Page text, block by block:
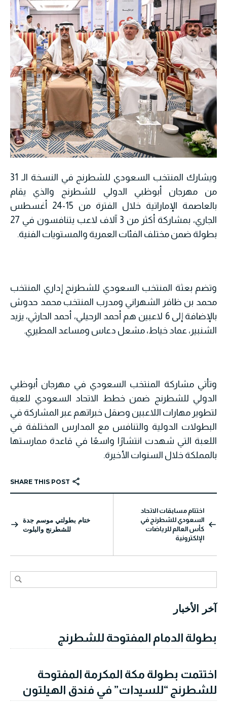
ويشارك المنتخب السعودي للشطرنج في النسخة الـ 31
من مهرجان أبوظبي الدولي للشطرنج والذي يقام
بالعاصمة الإماراتية خلال الفترة من 15-24 أغسطس
الجاري، بمشاركة أكثر من 3 آلاف لاعب يتنافسون في 27
بطولة ضمن مختلف الفئات العمرية والمستويات الفنية.
وتضم بعثة المنتخب السعودي للشطرنج إداري المنتخب
محمد بن ظافر الشهراني ومدرب المنتخب محمد حدوش
بالإضافة إلى 6 لاعبين هم أحمد الرحيلي، أحمد الحارثي، يزيد
الشنبير، عماد خياط، مشعل دعاس ومساعد المطيري.
وتأتي مشاركة المنتخب السعودي في مهرجان أبوظبي
الدولي للشطرنج ضمن خطط الاتحاد السعودي للعبة
لتطوير مهارات اللاعبين وصقل خبراتهم عبر المشاركة في
البطولات الدولية والتنافس مع المدارس المختلفة في
اللعبة التي شهدت انتشارًا واسعًا في قاعدة ممارستها
بالمملكة خلال السنوات الأخيرة.
اختتام مسابقات الاتحاد
السعودي للشطرنج في
كأس العالم للرياضات
الإلكترونية
ختام بطولتي موسم جدة
للشطرنج والبلوت
آخر الأخبار
بطولة الدمام المفتوحة للشطرنج
اختتمت بطولة مكة المكرمة المفتوحة
للشطرنج “للسيدات” في فندق الهيلتون